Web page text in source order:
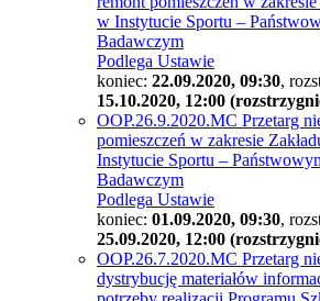
w Instytucie Sportu –
Badawczym
Podlega Ustawie
koniec: 22.09.2020, 09:30,
15.10.2020, 12:00
OOP.26.9.2020.MC Przetarg
pomieszczeń w zakresie
Instytucie Sportu –
Badawczym
Podlega Ustawie
koniec: 01.09.2020, 09:30,
25.09.2020, 12:00
OOP.26.7.2020.MC Przetarg
dystrybucję materiałów